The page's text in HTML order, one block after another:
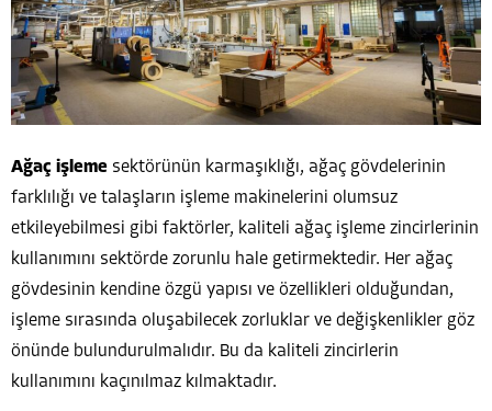
Ağaç işleme sektörünün karmaşıklığı, ağaç gövdelerinin
farklılığı ve talaşların işleme makinelerini olumsuz
etkileyebilmesi gibi faktörler, kaliteli ağaç işleme zincirlerinin
kullanımını sektörde zorunlu hale getirmektedir. Her ağaç
gövdesinin kendine özgü yapısı ve özellikleri olduğundan,
işleme sırasında oluşabilecek zorluklar ve değişkenlikler göz
önünde bulundurulmalıdır. Bu da kaliteli zincirlerin
kullanımını kaçınılmaz kılmaktadır.